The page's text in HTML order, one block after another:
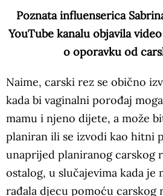
Poznata influenserica
YouTube kanalu objavila
o oporavku od
Naime, carski rez se obično
kada bi vaginalni porođaj
mamu i njeno dijete, a može
planiran ili se izvodi kao hitni
unaprijed planiranog carskog
ostalog, u slučajevima kada je
rađala djecu pomoću carskog